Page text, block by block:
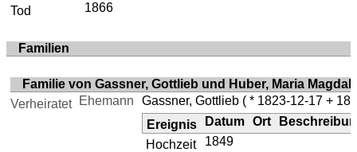
Tod
1866
Familien
Familie von Gassner, Gottlieb und Huber, Maria
Verheiratet
Ehemann Gassner, Gottlieb ( * 1823-12-17 +
Ereignis
Datum Ort
Hochzeit
1849